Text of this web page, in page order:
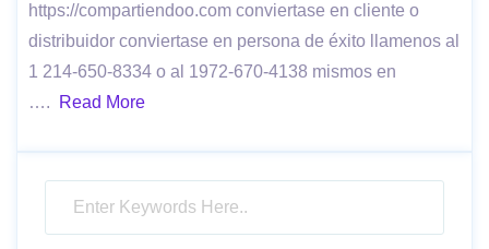
https://compartiendoo.com conviertase en cliente o
distribuidor conviertase en persona de éxito llamenos al
1 214-650-8334 o al 1972-670-4138 mismos en
….
Read More